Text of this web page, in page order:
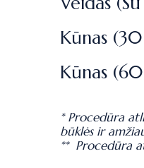
Kūnas
Kūnas
* Procedūra
būklės ir
** Procedūra